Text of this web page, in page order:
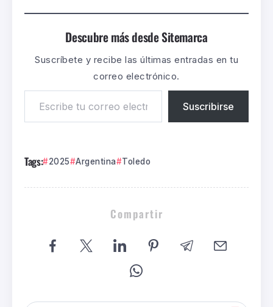
Descubre más desde Sitemarca
Suscríbete y recibe las últimas entradas en tu
correo electrónico.
Suscribirse
Tags: 2025 Argentina Toledo
Compartir